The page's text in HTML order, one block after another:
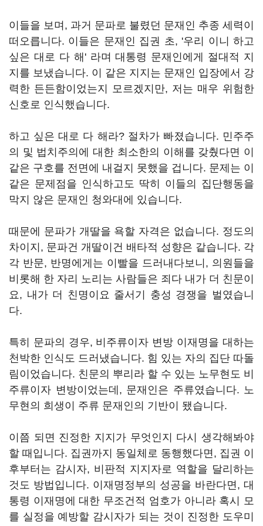
이들을 보며, 과거 문파로 불렸던 문재인 추종 세력이
떠오릅니다. 이들은 문재인 집권 초, '우리 이니 하고
싶은 대로 다 해' 라며 대통령 문재인에게 절대적 지
지를 보냈습니다. 이 같은 지지는 문재인 입장에서 강
력한 든든함이었는지 모르겠지만, 저는 매우 위험한
신호로 인식했습니다.
하고 싶은 대로 다 해라? 절차가 빠졌습니다. 민주주
의 및 법치주의에 대한 최소한의 이해를 갖췄다면 이
같은 구호를 전면에 내걸지 못했을 겁니다. 문제는 이
같은 문제점을 인식하고도 딱히 이들의 집단행동을
막지 않은 문재인 청와대에 있습니다.
때문에 문파가 개딸을 욕할 자격은 없습니다. 정도의
차이지, 문파건 개딸이건 배타적 성향은 같습니다. 각
각 반문, 반명에게는 이빨을 드러내다보니, 의원들을
비롯해 한 자리 노리는 사람들은 죄다 내가 더 친문이
요, 내가 더 친명이요 줄서기 충성 경쟁을 벌였습니
다.
특히 문파의 경우, 비주류이자 변방 이재명을 대하는
천박한 인식도 드러냈습니다. 힘 있는 자의 집단 따돌
림이었습니다. 친문의 뿌리라 할 수 있는 노무현도 비
주류이자 변방이었는데, 문재인은 주류였습니다. 노
무현의 희생이 주류 문재인의 기반이 됐습니다.
이쯤 되면 진정한 지지가 무엇인지 다시 생각해봐야
할 때입니다. 집권까지 동일체로 동행했다면, 집권 이
후부터는 감시자, 비판적 지지자로 역할을 달리하는
것도 방법입니다. 이재명정부의 성공을 바란다면, 대
통령 이재명에 대한 무조건적 엄호가 아니라 혹시 모
를 실정을 예방할 감시자가 되는 것이 진정한 도우미